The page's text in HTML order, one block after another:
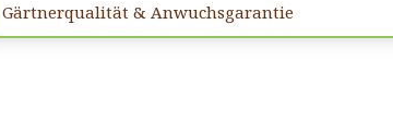
Gärtnerqualität & Anwuchsgarantie